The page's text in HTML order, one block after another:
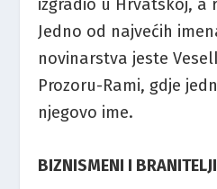
izgradio u Hrvatskoj, a
Jedno od najvećih
novinarstva jeste
Prozoru-Rami, gdje
njegovo ime.
BIZNISMENI I BRANITELJI